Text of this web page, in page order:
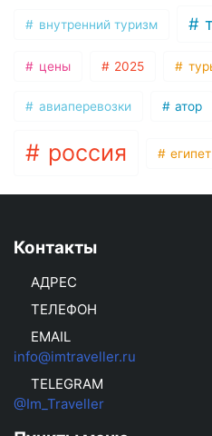
внутренний туризм
цены 2025
авиаперевозки атор
россия египет
Контакты
АДРЕС
ТЕЛЕФОН
EMAIL
info@imtraveller.ru
TELEGRAM
@Im_Traveller